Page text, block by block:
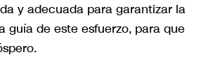
y adecuada para garantizar la
guía de este esfuerzo, para que